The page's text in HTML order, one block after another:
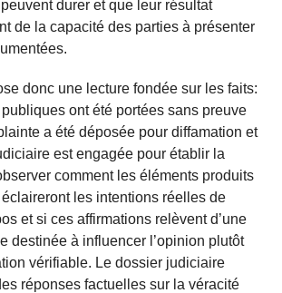
durer et que leur résultat
de la capacité des parties à présenter
donc une lecture fondée sur les faits:
ont été portées sans preuve
a été déposée pour diffamation et
est engagée pour établir la
comment les éléments produits
les intentions réelles de
et si ces affirmations relèvent d’une
destinée à influencer l’opinion plutôt
vérifiable. Le dossier judiciaire
réponses factuelles sur la véracité